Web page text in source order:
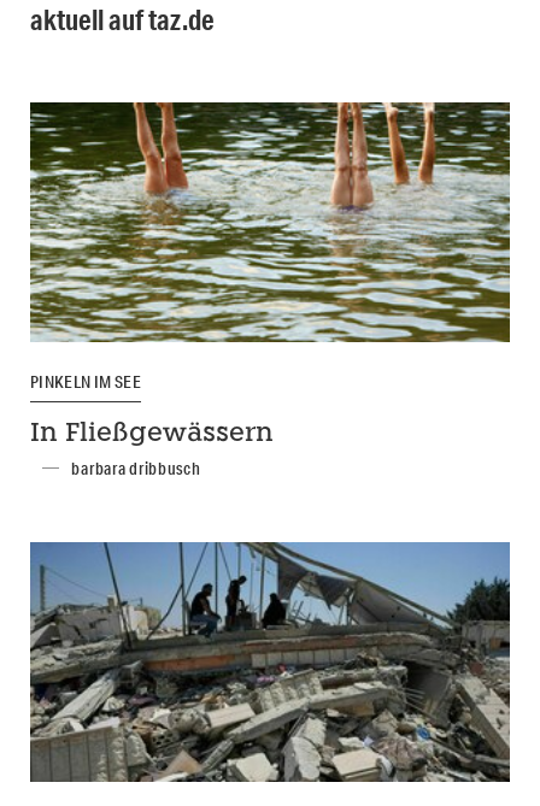
aktuell auf taz.de
PINKELN IM SEE
In Fließgewässern
barbara dribbusch